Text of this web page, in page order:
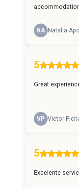
NA Natalia
5
Great
VP Victor
5
Excelente